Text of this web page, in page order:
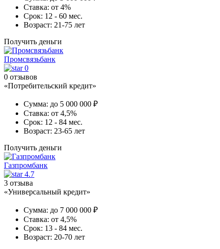
Ставка: от 4%
Срок: 12 - 60 мес.
Возраст: 21-75 лет
Получить деньги
Промсвязьбанк
0
0 отзывов
«Потребительский кредит»
Сумма: до 5 000 000 ₽
Ставка: от 4,5%
Срок: 12 - 84 мес.
Возраст: 23-65 лет
Получить деньги
Газпромбанк
4.7
3 отзыва
«Универсальный кредит»
Сумма: до 7 000 000 ₽
Ставка: от 4,5%
Срок: 13 - 84 мес.
Возраст: 20-70 лет